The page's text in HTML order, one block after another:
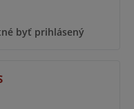
byť prihlásený